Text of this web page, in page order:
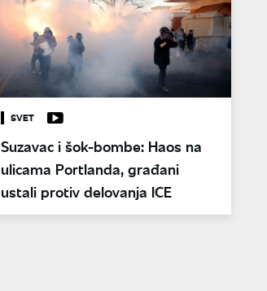
SVET
Suzavac i šok-bombe: Haos na
ulicama Portlanda, građani
ustali protiv delovanja ICE